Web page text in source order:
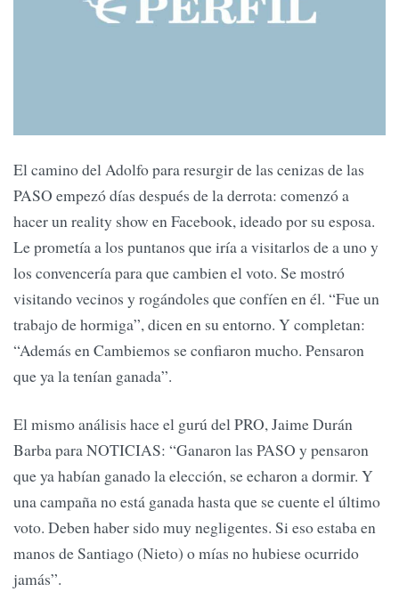
El camino del Adolfo para resurgir de las cenizas de las
PASO empezó días después de la derrota: comenzó a
hacer un reality show en Facebook, ideado por su esposa.
Le prometía a los puntanos que iría a visitarlos de a uno y
los convencería para que cambien el voto. Se mostró
visitando vecinos y rogándoles que confíen en él. “Fue un
trabajo de hormiga”, dicen en su entorno. Y completan:
“Además en Cambiemos se confiaron mucho. Pensaron
que ya la tenían ganada”.
El mismo análisis hace el gurú del PRO, Jaime Durán
Barba para NOTICIAS: “Ganaron las PASO y pensaron
que ya habían ganado la elección, se echaron a dormir. Y
una campaña no está ganada hasta que se cuente el último
voto. Deben haber sido muy negligentes. Si eso estaba en
manos de Santiago (Nieto) o mías no hubiese ocurrido
jamás”.